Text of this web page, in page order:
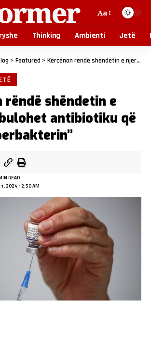
Aa
Thinking Ambienti Jetë
> Featured > Kërcënon rëndë shëndetin e njeriut, zbulohet antibiotiku që vret “superbakterin”
rëndë shëndetin e
antibiotiku që
2024 12:50 AM
READ